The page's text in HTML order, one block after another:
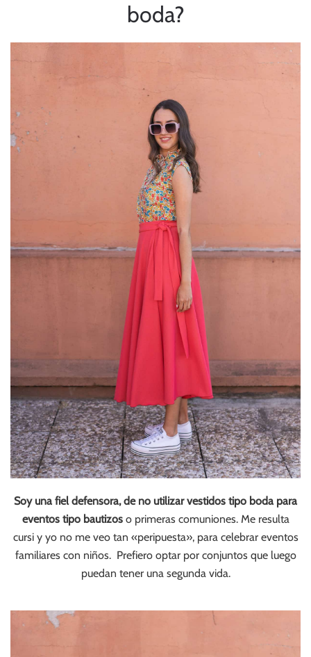
boda?
Soy una fiel defensora, de no utilizar vestidos tipo boda para
eventos tipo bautizoso primeras comuniones. Me resulta
cursi y yo no me veo tan «peripuesta», para celebrar eventos
familiares con niños. Prefiero optar por conjuntos que luego
puedan tener una segunda vida.